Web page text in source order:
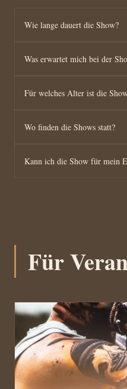
Wie lange dauert die Show?
Was erwartet mich bei der
Für welches Alter ist die
Wo finden die Shows statt?
Kann ich die Show für mein
Für